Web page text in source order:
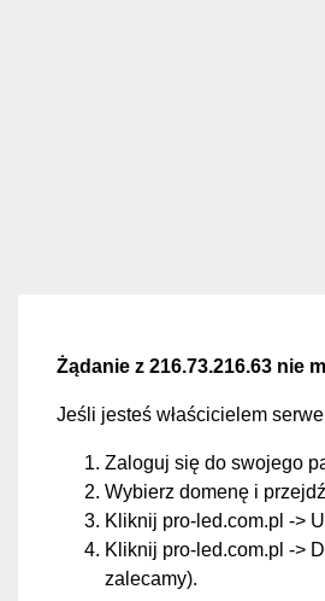
Żądanie z 216.73.216.63 nie
Jeśli jesteś właścicielem
Zaloguj się do swojego
Wybierz domenę i
Kliknij pro-led.com.pl ->
Kliknij pro-led.com.pl ->
zalecamy).